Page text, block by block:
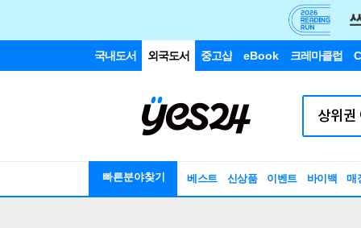
국내도서 외국도서 중고샵 eBook 크레마클럽
빠른분야찾기 베스트 신상품 이벤트 바이백 매